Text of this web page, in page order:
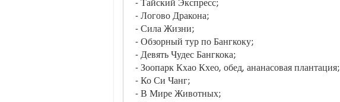
- Тайский Экспресс;
- Логово Дракона;
- Сила Жизни;
- Обзорный тур по Бангкоку;
- Девять Чудес Бангкока;
- Зоопарк Кхао Кхео, обед, ананасовая плантация;
- Ко Си Чанг;
- В Мире Животных;